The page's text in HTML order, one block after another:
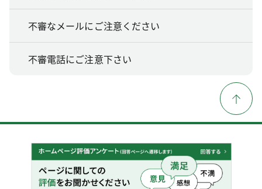
不審なメールにご注意ください
不審電話にご注意下さい